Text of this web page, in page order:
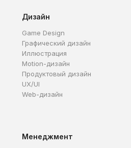
Дизайн
Game Design
Графический дизайн
Иллюстрация
Motion-дизайн
Продуктовый дизайн
UX/UI
Web-дизайн
Менеджмент